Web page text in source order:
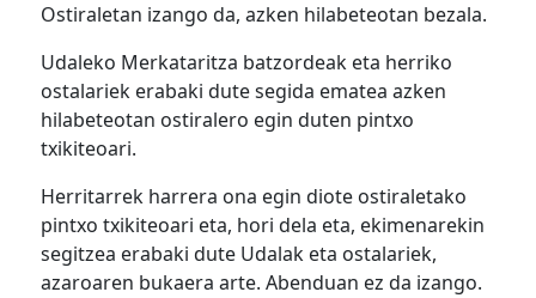
Ostiraletan izango da, azken hilabeteotan bezala.
Udaleko Merkataritza batzordeak eta herriko
ostalariek erabaki dute segida ematea azken
hilabeteotan ostiralero egin duten pintxo
txikiteoari.
Herritarrek harrera ona egin diote ostiraletako
pintxo txikiteoari eta, hori dela eta, ekimenarekin
segitzea erabaki dute Udalak eta ostalariek,
azaroaren bukaera arte. Abenduan ez da izango.